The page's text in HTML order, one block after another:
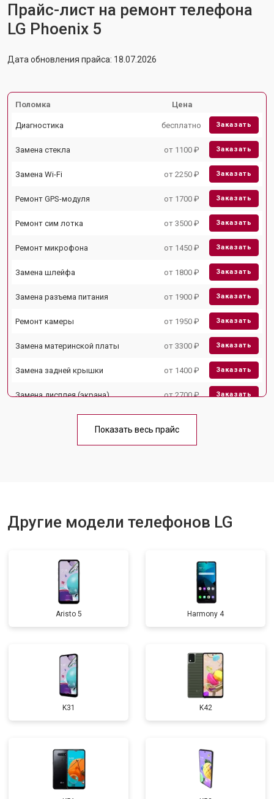
Прайс-лист на ремонт телефона
LG Phoenix 5
Дата обновления прайса: 18.07.2026
Поломка Цена
Диагностика бесплатно Заказать
Замена стекла от 1100 ₽ Заказать
Замена Wi-Fi от 2250 ₽ Заказать
Ремонт GPS-модуля от 1700 ₽ Заказать
Ремонт сим лотка от 3500 ₽ Заказать
Ремонт микрофона от 1450 ₽ Заказать
Замена шлейфа от 1800 ₽ Заказать
Замена разъема питания от 1900 ₽ Заказать
Ремонт камеры от 1950 ₽ Заказать
Замена материнской платы от 3300 ₽ Заказать
Замена задней крышки от 1400 ₽ Заказать
Замена дисплея (экрана) от 2700 ₽ Заказать
Замена кнопки включения от 1750 ₽
Показать весь прайс
Другие модели телефонов LG
Aristo 5 Harmony 4
K31 K42